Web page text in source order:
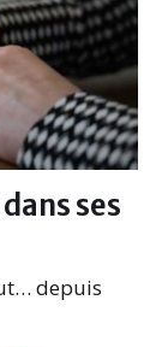
ses
depuis